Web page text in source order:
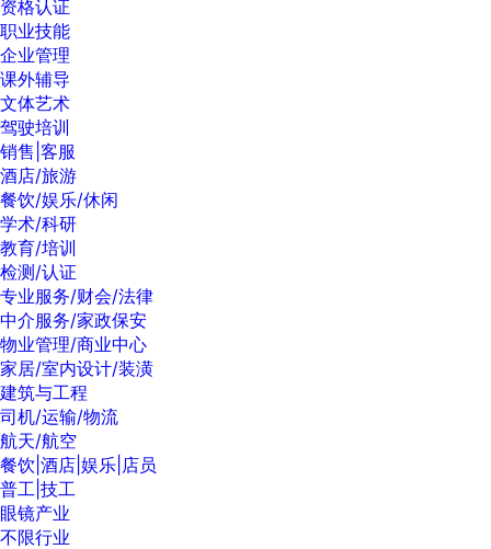
资格认证
职业技能
企业管理
课外辅导
文体艺术
驾驶培训
销售|客服
酒店/旅游
餐饮/娱乐/休闲
学术/科研
教育/培训
检测/认证
专业服务/财会/法律
中介服务/家政保安
物业管理/商业中心
家居/室内设计/装潢
建筑与工程
司机/运输/物流
航天/航空
餐饮|酒店|娱乐|店员
普工|技工
眼镜产业
不限行业